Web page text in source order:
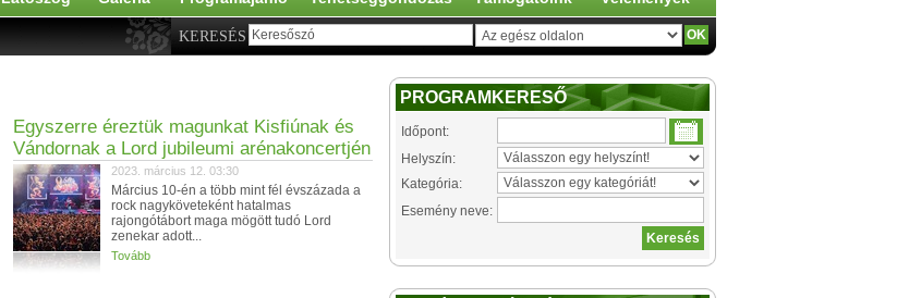
KERESÉS
Egyszerre éreztük magunkat Kisfiúnak és
Vándornak a Lord jubileumi arénakoncertjén
2023. március 12. 03:30
Március 10-én a több mint fél évszázada a
rock nagyköveteként hatalmas
rajongótábort maga mögött tudó Lord
zenekar adott...
Tovább
PROGRAMKERESŐ
Időpont:
Helyszín:
Kategória:
Esemény neve: